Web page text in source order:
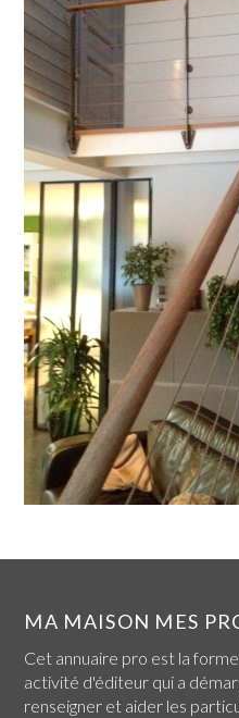
MA MAISON MES
Cet annuaire pro est la
activité d'éditeur qui a
renseigner et aider les